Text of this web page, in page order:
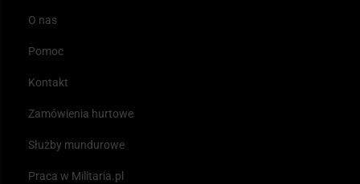
O nas
Pomoc
Kontakt
Zamówienia hurtowe
Służby mundurowe
Praca w Militaria.pl